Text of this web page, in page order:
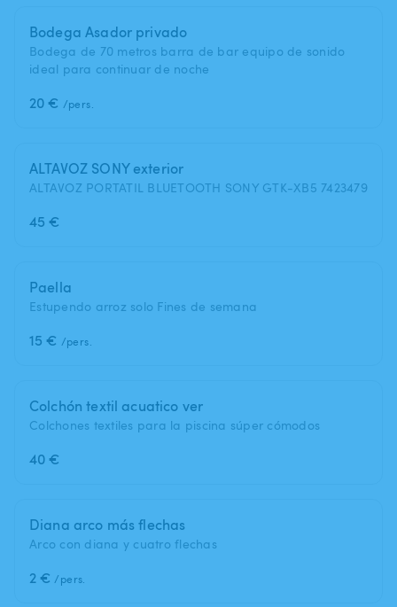
Bodega Asador privado
Bodega de 70 metros barra de bar equipo de sonido
ideal para continuar de noche
20 € /pers.
ALTAVOZ SONY exterior
ALTAVOZ PORTATIL BLUETOOTH SONY GTK-XB5 7423479
45 €
Paella
Estupendo arroz solo Fines de semana
15 € /pers.
Colchón textil acuatico ver
Colchones textiles para la piscina súper cómodos
40 €
Diana arco más flechas
Arco con diana y cuatro flechas
2 € /pers.